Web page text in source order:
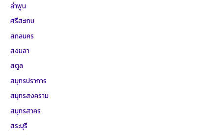
ลำพูน
ศรีสะเกษ
สกลนคร
สงขลา
สตูล
สมุทรปราการ
สมุทรสงคราม
สมุทรสาคร
สระบุรี